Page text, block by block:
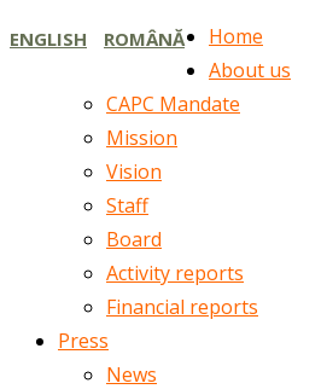
ENGLISH ROMÂNĂ
Home
About us
CAPC Mandate
Mission
Vision
Staff
Board
Activity reports
Financial reports
Press
News